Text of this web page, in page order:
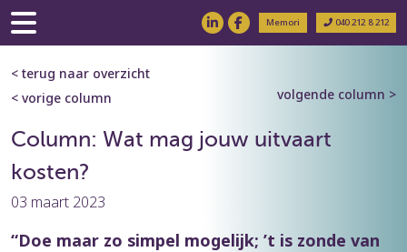
Memori 040 212 8 212
< terug naar overzicht
< vorige column
volgende column >
Column: Wat mag jouw uitvaart
kosten?
03 maart 2023
“Doe maar zo simpel mogelijk; ’t is zonde van